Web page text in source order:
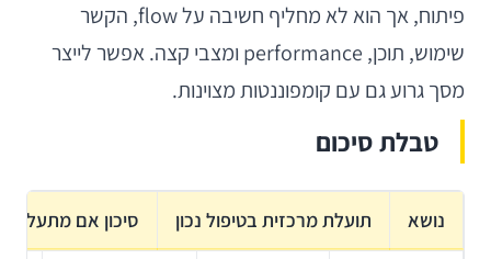
פיתוח, אך הוא לא מחליף חשיבה על flow, הקשר
שימוש, תוכן, performance ומצבי קצה. אפשר לייצר
מסך גרוע גם עם קומפוננטות מצוינות.
טבלת סיכום
נושא תועלת מרכזית בטיפול נכון סיכון אם